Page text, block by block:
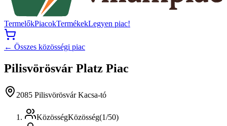
TermelőkPiacokTermékekLegyen piac!
← Összes közösségi piac
Pilisvörösvár Platz Piac
2085 Pilisvörösvár Kacsa-tó
KözösségKözösség(1/50)